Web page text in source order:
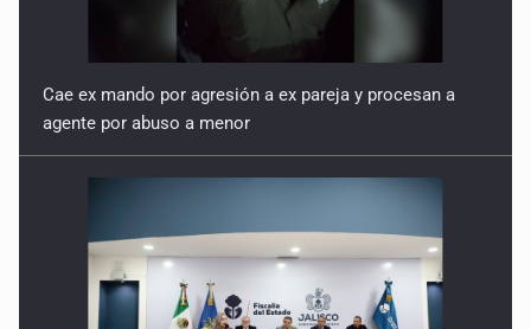
Cae ex mando por agresión a ex pareja y procesan a
agente por abuso a menor